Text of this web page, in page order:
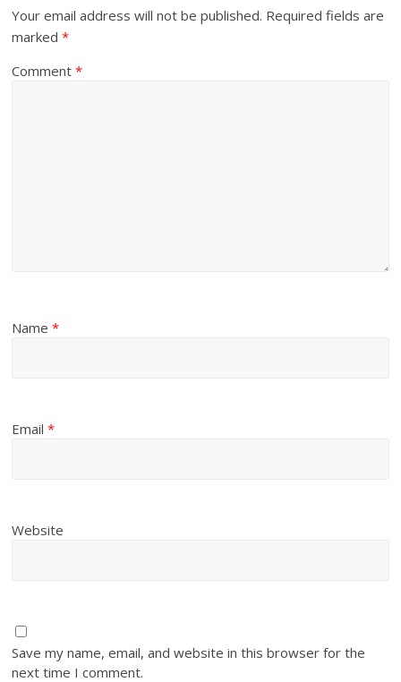
Your email address will not be published. Required fields are
marked*
Comment*
Name*
Email*
Website
Save my name, email, and website in this browser for the
next time I comment.